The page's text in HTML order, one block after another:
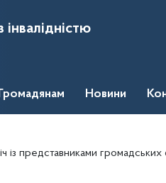
Новини
організацій ветеранів Афганістану та воїнів-